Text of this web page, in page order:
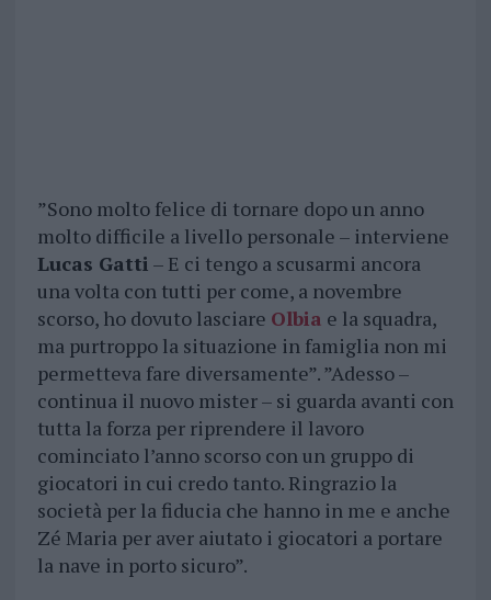
”Sono molto felice di tornare dopo un anno
molto difficile a livello personale – interviene
Lucas Gatti – E ci tengo a scusarmi ancora
una volta con tutti per come, a novembre
scorso, ho dovuto lasciare Olbia e la squadra,
ma purtroppo la situazione in famiglia non mi
permetteva fare diversamente”. ”Adesso –
continua il nuovo mister – si guarda avanti con
tutta la forza per riprendere il lavoro
cominciato l’anno scorso con un gruppo di
giocatori in cui credo tanto. Ringrazio la
società per la fiducia che hanno in me e anche
Zé Maria per aver aiutato i giocatori a portare
la nave in porto sicuro”.